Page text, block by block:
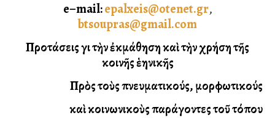
e–mail:epalxeis@otenet.gr,
btsoupras@gmail.com
Προτάσεις γιὰ τὴν ἐκμάθηση καὶ τὴν χρήση τῆς
κοινῆς ἑλληνικῆς
Πρὸς τοὺς πνευματικούς, μορφωτικούς
καὶ κοινωνικοὺς παράγοντες τοῦ τόπου